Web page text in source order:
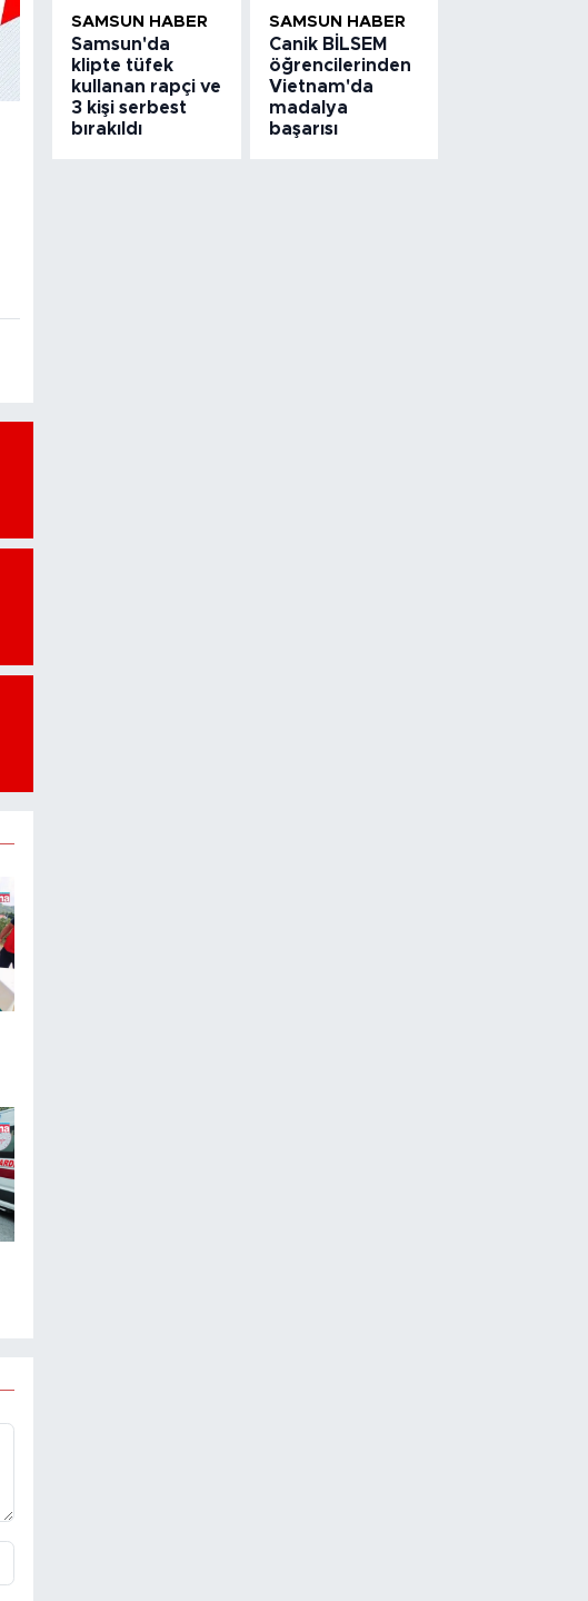
SAMSUN HABER
Samsun'da
klipte tüfek
kullanan rapçi ve
3 kişi serbest
bırakıldı
SAMSUN HABER
Canik BİLSEM
öğrencilerinden
Vietnam'da
madalya
başarısı